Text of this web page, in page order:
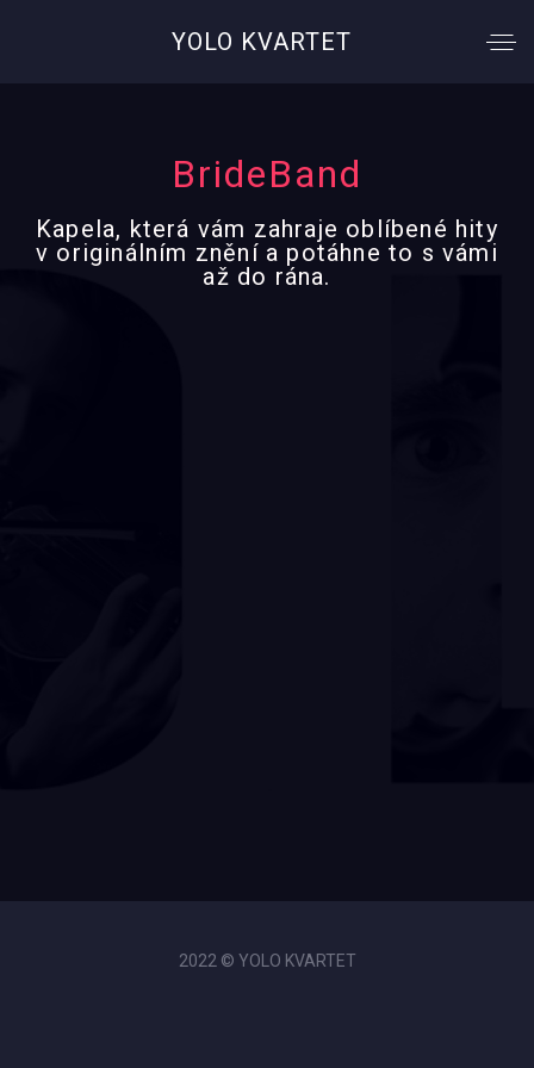
YOLO KVARTET
BrideBand
Kapela, která vám zahraje oblíbené hity
v originálním znění a potáhne to s vámi
až do rána.
2022 © YOLO KVARTET